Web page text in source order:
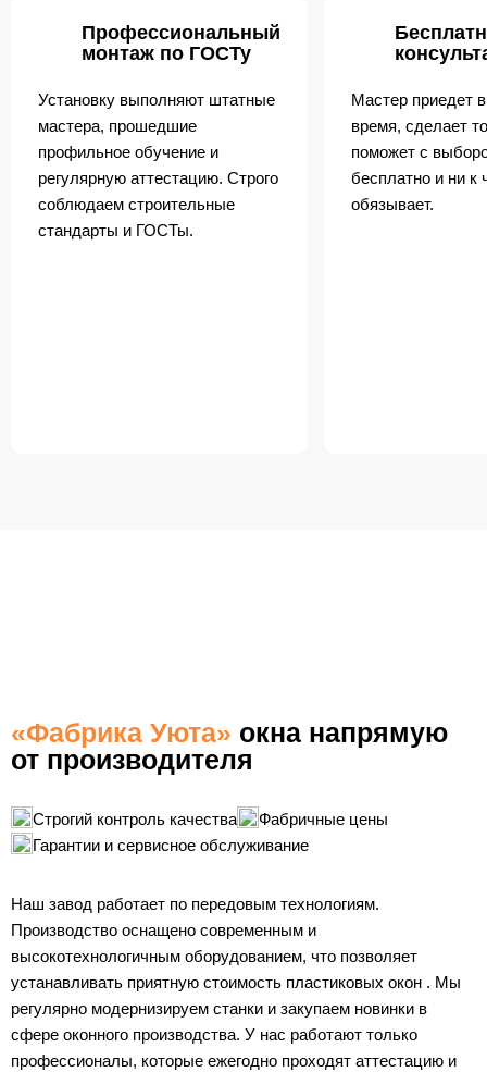
Профессиональный
монтаж по ГОСТу
Установку выполняют штатные
мастера, прошедшие
профильное обучение и
регулярную аттестацию. Строго
соблюдаем строительные
стандарты и ГОСТы.
Мастер приедет
время, сделает
поможет с
бесплатно и ни к
обязывает.
«Фабрика Уюта» окна напрямую
от производителя
Строгий контроль качества
Фабричные цены
Гарантии и сервисное обслуживание
Наш завод работает по передовым технологиям.
Производство оснащено современным и
высокотехнологичным оборудованием, что позволяет
устанавливать приятную стоимость пластиковых окон . Мы
регулярно модернизируем станки и закупаем новинки в
сфере оконного производства. У нас работают только
профессионалы, которые ежегодно проходят аттестацию и